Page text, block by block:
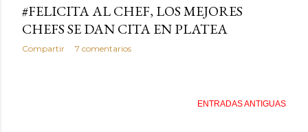
#FELICITA AL CHEF, LOS MEJORES
CHEFS SE DAN CITA EN PLATEA
Compartir 7 comentarios
ENTRADAS ANTIGUAS